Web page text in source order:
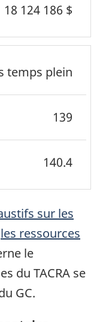
18 124 186 $
temps plein
139
140.4
sur les
les ressources
le
du TACRA se
GC.